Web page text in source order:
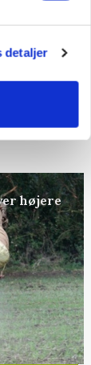
detaljer
højere